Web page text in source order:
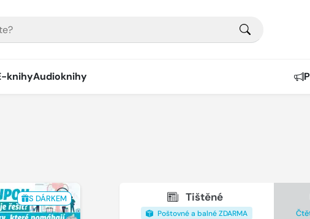
knihyAudioknihy
S DÁRKEM Tištěné
Poštovné a balné ZDARMA